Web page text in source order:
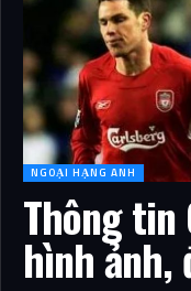
NGOẠI HẠNG ANH
Thông tin
hình